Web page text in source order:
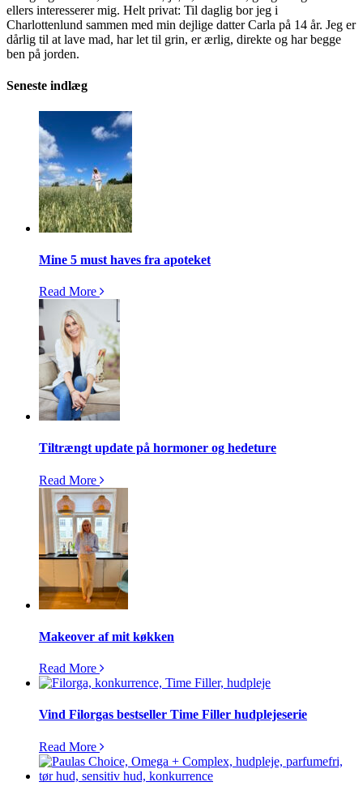
ellers interesserer mig. Helt privat: Til daglig bor jeg i
Charlottenlund sammen med min dejlige datter Carla på 14 år. Jeg er
dårlig til at lave mad, har let til grin, er ærlig, direkte og har begge
ben på jorden.
Seneste indlæg
Mine 5 must haves fra apoteket
Read More
Tiltrængt update på hormoner og hedeture
Read More
Makeover af mit køkken
Read More
Vind Filorgas bestseller Time Filler hudplejeserie
Read More